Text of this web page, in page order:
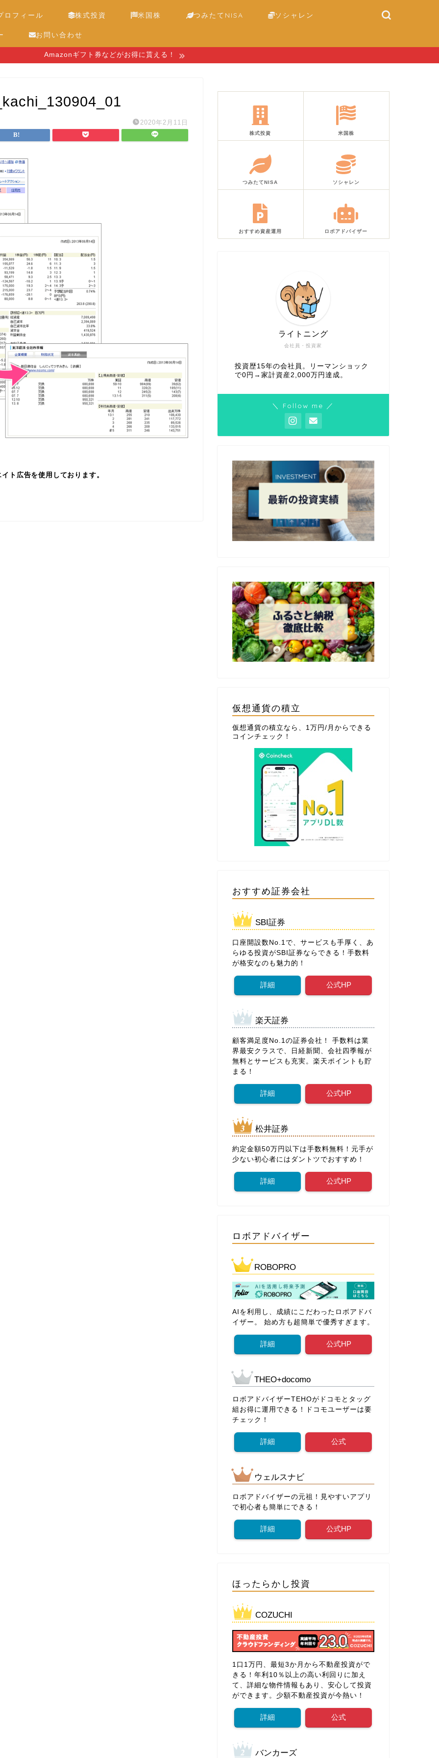
ロフィール 株式投資 米国株 つみたてNISA ソシャレン
お問い合わせ
Amazonギフト券などがお得に貰える！
2020年2月11日
ト広告を使用しております。
株式投資 米国株
つみたてNISA ソシャレン
おすすめ資産運用 ロボアドバイザー
会社員・投資家
ライトニング
投資歴15年の会社員。リーマンショック
で0円→家計資産2,000万円達成。
＼ Follow me ／
仮想通貨の積立
仮想通貨の積立なら、1万円/月からできる
コインチェック ！
おすすめ証券会社
SBI証券
口座開設数No.1で、サービスも手厚く、あ
らゆる投資がSBI証券ならできる！手数料
が格安なのも魅力的！
詳細 公式HP
楽天証券
顧客満足度No.1の証券会社！ 手数料は業
界最安クラスで、日経新聞、会社四季報が
無料とサービスも充実。楽天ポイントも貯
まる！
詳細 公式HP
松井証券
約定金額50万円以下は手数料無料！元手が
少ない初心者にはダントツでおすすめ！
詳細 公式HP
ロボアドバイザー
ROBOPRO
AIを利用し、成績にこだわったロボアドバ
イザー。 始め方も超簡単で優秀すぎます。
詳細 公式HP
THEO+docomo
ロボアドバイザーTEHOがドコモとタッグ
組お得に運用できる！ドコモユーザーは要
チェック！
詳細 公式
ウェルスナビ
ロボアドバイザーの元祖！見やすいアプリ
で初心者も簡単にできる！
詳細 公式HP
ほったらかし投資
COZUCHI
1口1万円、最短3か月から不動産投資がで
きる！年利10％以上の高い利回りに加え
て、詳細な物件情報もあり、安心して投資
ができます。少額不動産投資が今熱い！
詳細 公式
バンカーズ